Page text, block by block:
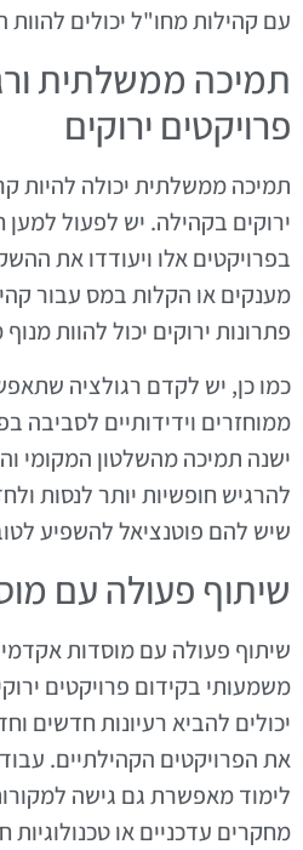
עם קהילות מחו"ל יכולים להוות
תמיכה ממשלתית
פרויקטים ירוקים
תמיכה ממשלתית יכולה להיות
ירוקים בקהילה. יש לפעול למען
בפרויקטים אלו ויעודדו את
מענקים או הקלות במס עבור
פתרונות ירוקים יכול להוות
כמו כן, יש לקדם רגולציה
ממוחזרים וידידותיים לסביבה
ישנה תמיכה מהשלטון המקומי
להרגיש חופשיות יותר לנסות
שיש להם פוטנציאל להשפיע
שיתוף פעולה עם
שיתוף פעולה עם מוסדות
משמעותי בקידום פרויקטים
יכולים להביא רעיונות חדשים
את הפרויקטים הקהילתיים.
לימוד מאפשרת גם גישה
מחקרים עדכניים או טכנולוגיות